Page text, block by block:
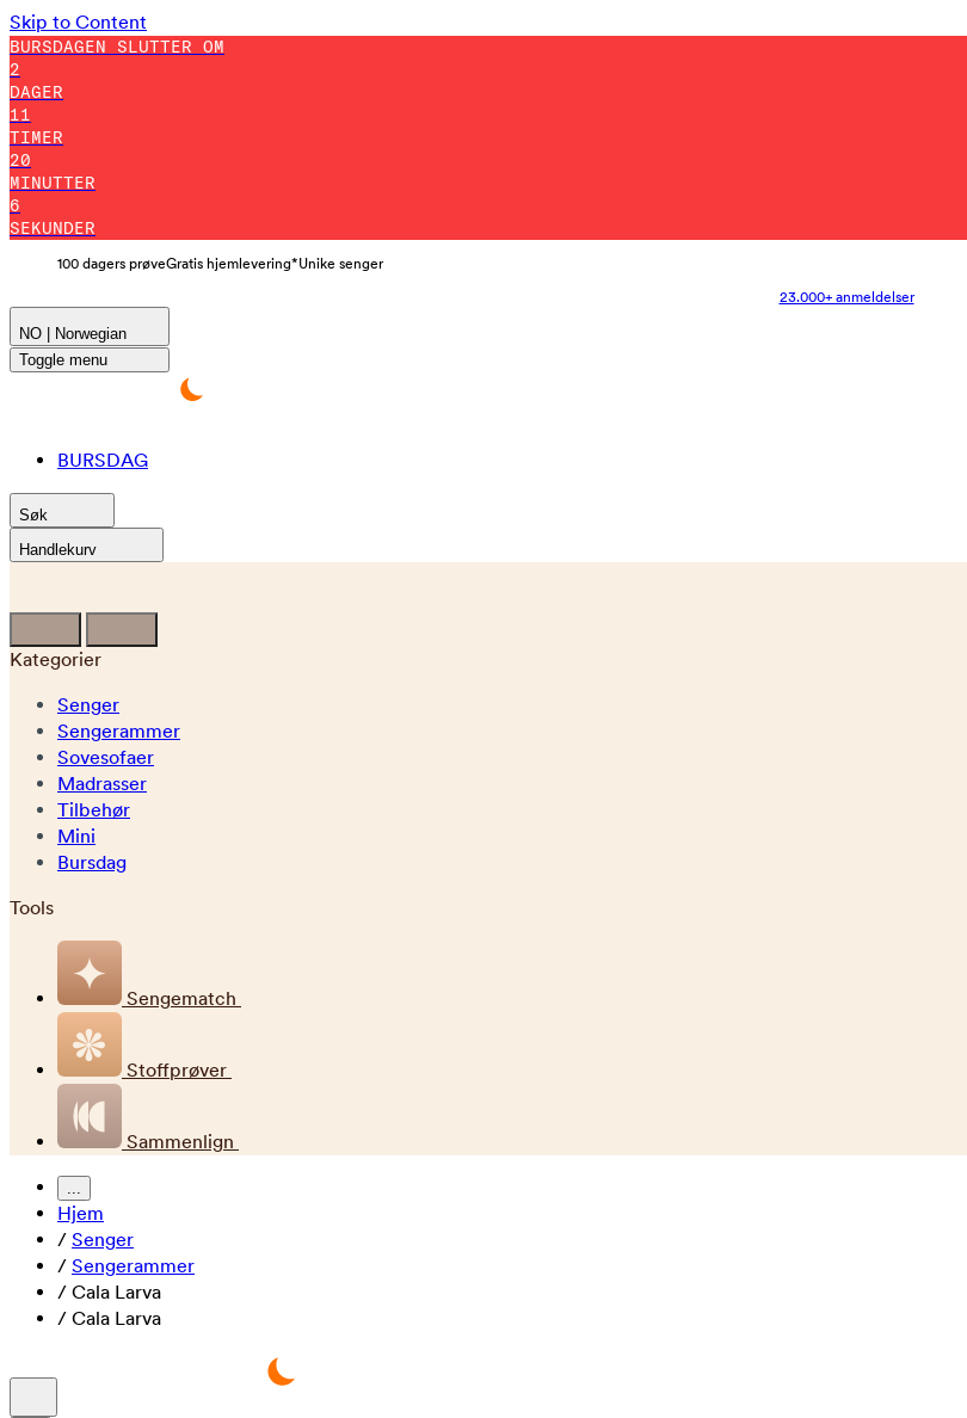
Skip to Content
BURSDAGEN SLUTTER OM
2
DAGER
11
TIMER
20
MINUTTER
4
SEKUNDER
100 dagers prøveGratis hjemlevering*Unike senger
23.000+ anmeldelser
NO | Norwegian
Toggle menu
BURSDAG
Søk
Handlekurv
Kategorier
Senger
Sengerammer
Sovesofaer
Madrasser
Tilbehør
Mini
Bursdag
Tools
Sengematch
Stoffprøver
Sammenlign
...
Hjem
/ Senger
/ Sengerammer
/ Cala Larva
/ Cala Larva